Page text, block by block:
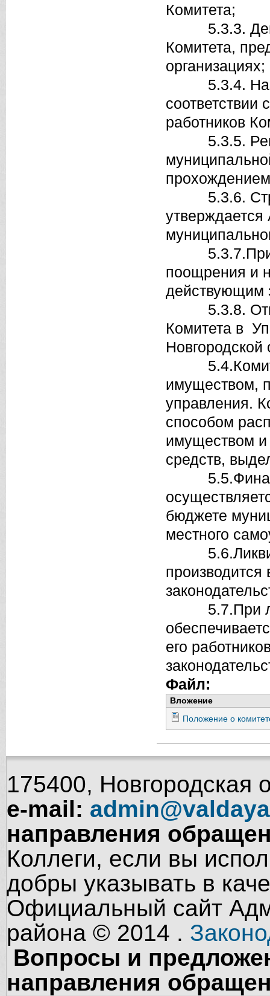
Комитета;
5.3.3.
Комитета,
организациях;
5.3.4.
соответствии
работников
5.3.5.
5.3.6.
поощрения и
действующим
5.3.8.
Комитета в
Новгородской
5.4.Комитет
имуществом,
управления.
способом
имуществом и
средств,
бюджете
местного
производится
5.7.При
его
Файл:
Вложение
Положение о
175400, Новгородская
e-mail:
направления
Коллеги, если вы
добры указывать в
Официальный сайт
района © 2014 .
Вопросы и
направления